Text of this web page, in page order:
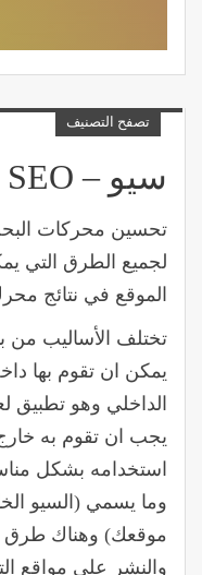
تصفح التصنيف
سيو – SEO
لجميع الطرق التي
الموقع في نتائج
تختلف الأساليب من
يمكن ان تقوم بها
الداخلي وهو تطبيق
يجب ان تقوم به
استخدامه بشكل
وما يسمي (السيو
موقعك) وهناك طرق
والنشر علي مواقع